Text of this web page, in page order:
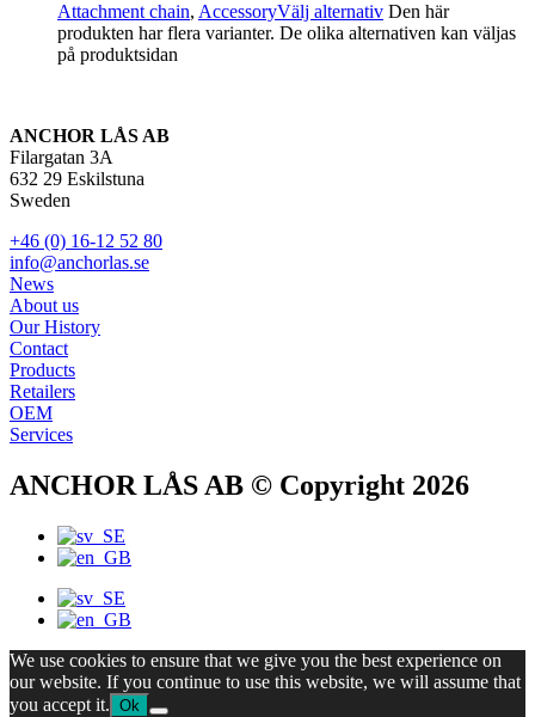
Attachment chain, AccessoryVälj alternativ Den här
produkten har flera varianter. De olika alternativen kan väljas
på produktsidan
ANCHOR LÅS AB
Filargatan 3A
632 29 Eskilstuna
Sweden
+46 (0) 16-12 52 80
info@anchorlas.se
News
About us
Our History
Contact
Products
Retailers
OEM
Services
ANCHOR LÅS AB © Copyright 2026
We use cookies to ensure that we give you the best experience on
our website. If you continue to use this website, we will assume that
you accept it. Ok